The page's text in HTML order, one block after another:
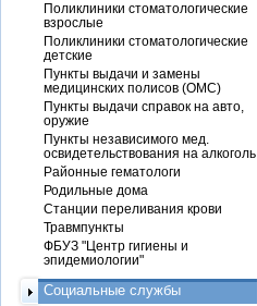
Поликлиники стоматологические
взрослые
Поликлиники стоматологические
детские
Пункты выдачи и замены
медицинских полисов (ОМС)
Пункты выдачи справок на авто,
оружие
Пункты независимого мед.
освидетельствования на алкоголь
Районные гематологи
Родильные дома
Станции переливания крови
Травмпункты
ФБУЗ "Центр гигиены и
эпидемиологии"
Социальные службы